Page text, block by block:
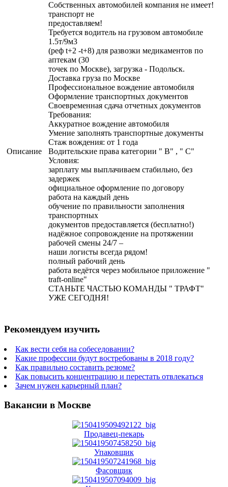
Описание
Собственных автомобилей компания не имеет!
транспорт не
предоставляем!
Требуется водитель на грузовом автомобиле
1.5т/9м3
(реф t+2 -t+8) для развозки медикаментов по
аптекам (30
точек по Москве), загрузка - Подольск.
Доставка груза по Москве
Профессиональное вождение автомобиля
Оформление транспортных документов
Своевременная сдача отчетных документов
Требования:
Аккуратное вождение автомобиля
Умение заполнять транспортные документы
Стаж вождения: от 1 года
Водительские права категории " B" , " С"
Условия:
зарплату мы выплачиваем стабильно, без
задержек
официальное оформление по договору
работа на каждый день
обучение по правильности заполнения
транспортных
документов предоставляется (бесплатно!)
надёжное сопровождение на протяжении
рабочей смены 24/7 –
наши логисты всегда рядом!
полный рабочий день
работа ведётся через мобильное приложение "
traft-online"
СТАНЬТЕ ЧАСТЬЮ КОМАНДЫ " ТРАФТ"
УЖЕ СЕГОДНЯ!
Рекомендуем изучить
Как вести себя на собеседовании?
Какие профессии будут востребованы в 2018 году?
Как правильно составить резюме?
Как повысить концентрацию и перестать отвлекаться
Зачем нужен карьерный план?
Вакансии в Москве
Продавец-пекарь
Упаковщик
Фасовщик